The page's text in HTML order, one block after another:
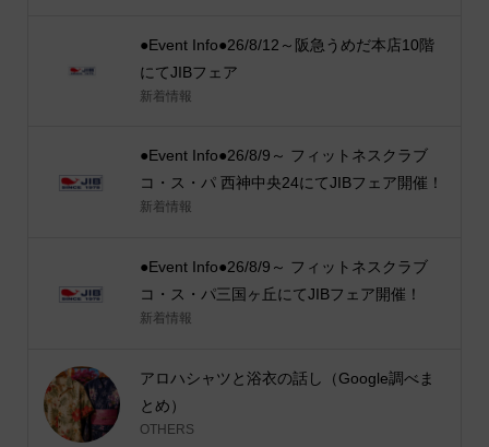
●Event Info●26/8/12～阪急うめだ本店10階
にてJIBフェア
新着情報
●Event Info●26/8/9～ フィットネスクラブ
コ・ス・パ 西神中央24にてJIBフェア開催！
新着情報
●Event Info●26/8/9～ フィットネスクラブ
コ・ス・パ三国ヶ丘にてJIBフェア開催！
新着情報
アロハシャツと浴衣の話し（Google調べま
とめ）
OTHERS